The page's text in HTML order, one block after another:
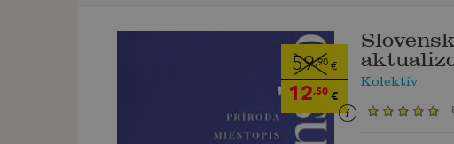
59,90 €
12,50 €
Kolektív